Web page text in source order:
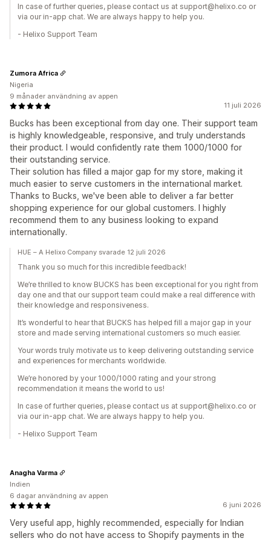
In case of further queries, please contact us at support@helixo.co or
via our in-app chat. We are always happy to help you.
- Helixo Support Team
11 juli 2026
Bucks has been exceptional from day one. Their support team
is highly knowledgeable, responsive, and truly understands
their product. I would confidently rate them 1000/1000 for
their outstanding service.
Their solution has filled a major gap for my store, making it
much easier to serve customers in the international market.
Thanks to Bucks, we've been able to deliver a far better
shopping experience for our global customers. I highly
recommend them to any business looking to expand
internationally.
Zumora Africa
Nigeria
9 månader användning av appen
HUE – A Helixo Company svarade 12 juli 2026
Thank you so much for this incredible feedback!
We’re thrilled to know BUCKS has been exceptional for you right from
day one and that our support team could make a real difference with
their knowledge and responsiveness.
It’s wonderful to hear that BUCKS has helped fill a major gap in your
store and made serving international customers so much easier.
Your words truly motivate us to keep delivering outstanding service
and experiences for merchants worldwide.
We’re honored by your 1000/1000 rating and your strong
recommendation it means the world to us!
In case of further queries, please contact us at support@helixo.co or
via our in-app chat. We are always happy to help you.
- Helixo Support Team
6 juni 2026
Very useful app, highly recommended, especially for Indian
sellers who do not have access to Shopify payments in the
Anagha Varma
Indien
6 dagar användning av appen